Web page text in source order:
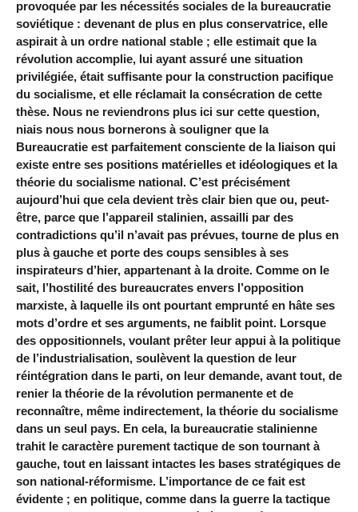
provoquée par les nécessités sociales de la bureaucratie
soviétique : devenant de plus en plus conservatrice, elle
aspirait à un ordre national stable ; elle estimait que la
révolution accomplie, lui ayant assuré une situation
privilégiée, était suffisante pour la construction pacifique
du socialisme, et elle réclamait la consécration de cette
thèse. Nous ne reviendrons plus ici sur cette question,
niais nous nous bornerons à souligner que la
Bureaucratie est parfaitement consciente de la liaison qui
existe entre ses positions matérielles et idéologiques et la
théorie du socialisme national. C’est précisément
aujourd’hui que cela devient très clair bien que ou, peut-
être, parce que l’appareil stalinien, assailli par des
contradictions qu’il n’avait pas prévues, tourne de plus en
plus à gauche et porte des coups sensibles à ses
inspirateurs d’hier, appartenant à la droite. Comme on le
sait, l’hostilité des bureaucrates envers l’opposition
marxiste, à laquelle ils ont pourtant emprunté en hâte ses
mots d’ordre et ses arguments, ne faiblit point. Lorsque
des oppositionnels, voulant prêter leur appui à la politique
de l’industrialisation, soulèvent la question de leur
réintégration dans le parti, on leur demande, avant tout, de
renier la théorie de la révolution permanente et de
reconnaître, même indirectement, la théorie du socialisme
dans un seul pays. En cela, la bureaucratie stalinienne
trahit le caractère purement tactique de son tournant à
gauche, tout en laissant intactes les bases stratégiques de
son national-réformisme. L’importance de ce fait est
évidente ; en politique, comme dans la guerre la tactique